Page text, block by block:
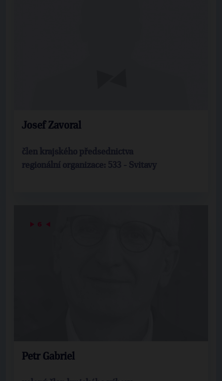
Josef Zavoral
člen krajského předsednictva
regionální organizace: 533 - Svitavy
▶ 6 ◀
Petr Gabriel